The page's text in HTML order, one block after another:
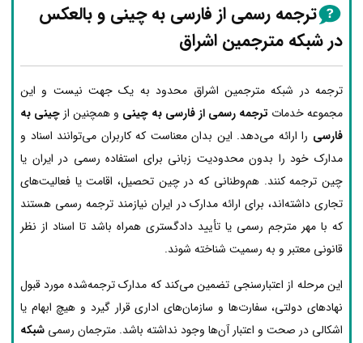
ترجمه رسمی از فارسی به چینی و بالعکس
در شبکه مترجمین اشراق
ترجمه در شبکه مترجمین اشراق محدود به یک جهت نیست و این
مجموعه خدمات ترجمه رسمی از فارسی به چینی و همچنین ازچینی به
فارسی را ارائه می‌دهد. این بدان معناست که کاربران می‌توانند اسناد و
مدارک خود را بدون محدودیت زبانی برای استفاده رسمی در ایران یا
چین ترجمه کنند. هم‌وطنانی که در چین تحصیل، اقامت یا فعالیت‌های
تجاری داشته‌اند، برای ارائه مدارک در ایران نیازمند ترجمه رسمی هستند
که با مهر مترجم رسمی یا تأیید دادگستری همراه باشد تا اسناد از نظر
قانونی معتبر و به رسمیت شناخته شوند.
این مرحله از اعتبارسنجی تضمین می‌کند که مدارک ترجمه‌شده مورد قبول
نهادهای دولتی، سفارت‌ها و سازمان‌های اداری قرار گیرد و هیچ ابهام یا
اشکالی در صحت و اعتبار آن‌ها وجود نداشته باشد. مترجمان رسمی شبکه